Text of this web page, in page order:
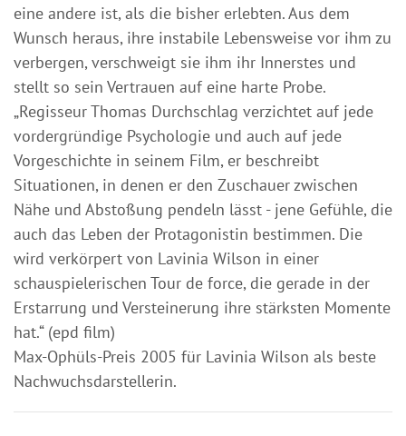
eine andere ist, als die bisher erlebten. Aus dem
Wunsch heraus, ihre instabile Lebensweise vor ihm zu
verbergen, verschweigt sie ihm ihr Innerstes und
stellt so sein Vertrauen auf eine harte Probe.
„Regisseur Thomas Durchschlag verzichtet auf jede
vordergründige Psychologie und auch auf jede
Vorgeschichte in seinem Film, er beschreibt
Situationen, in denen er den Zuschauer zwischen
Nähe und Abstoßung pendeln lässt - jene Gefühle, die
auch das Leben der Protagonistin bestimmen. Die
wird verkörpert von Lavinia Wilson in einer
schauspielerischen Tour de force, die gerade in der
Erstarrung und Versteinerung ihre stärksten Momente
hat.“ (epd film)
Max-Ophüls-Preis 2005 für Lavinia Wilson als beste
Nachwuchsdarstellerin.